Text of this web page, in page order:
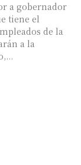
a gobernador
tiene el
de la
a la